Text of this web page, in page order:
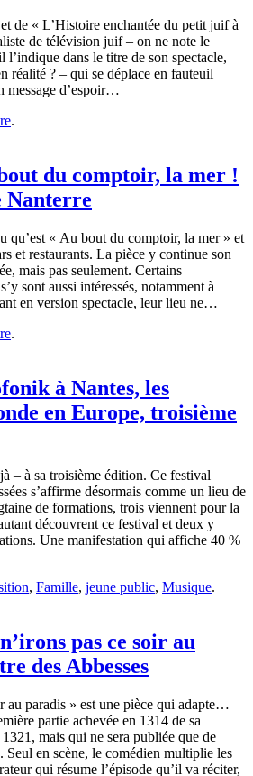
de « L’Histoire enchantée du petit juif à
de télévision juif – on ne note le
dans le titre de son spectacle,
réalité ? – qui se déplace en fauteuil
message d’espoir…
.
du comptoir, la mer !
Nanterre
qu’est « Au bout du comptoir, la mer » et
et restaurants. La pièce y continue son
mais pas seulement. Certains
sont aussi intéressés, notamment à
en version spectacle, leur lieu ne…
.
à Nantes, les
en Europe, troisième
– à sa troisième édition. Ce festival
s’affirme désormais comme un lieu de
de formations, trois viennent pour la
découvrent ce festival et deux y
Une manifestation qui affiche 40 %
, Famille, jeune public, Musique.
pas ce soir au
des Abbesses
au paradis » est une pièce qui adapte…
partie achevée en 1314 de sa
mais qui ne sera publiée que de
Seul en scène, le comédien multiplie les
qui résume l’épisode qu’il va réciter,